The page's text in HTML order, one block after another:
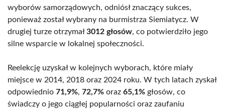
wyborów samorządowych, odniósł znaczący sukces,
ponieważ został wybrany na burmistrza Siemiatycz. W
drugiej turze otrzymał3012 głosów, co potwierdziło jego
silne wsparcie w lokalnej społeczności.
Reelekcję uzyskał w kolejnych wyborach, które miały
miejsce w 2014, 2018 oraz 2024 roku. W tych latach zyskał
odpowiednio 71,9%, 72,7% oraz 65,1% głosów, co
świadczy o jego ciągłej popularności oraz zaufaniu